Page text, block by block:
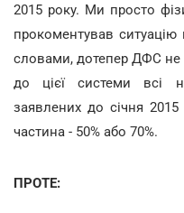
2015 року. Ми просто
прокоментував
словами, дотепер ДФС не
до цієї системи всі
заявлених до січня
частина - 50% або 70%.
ПРОТЕ: